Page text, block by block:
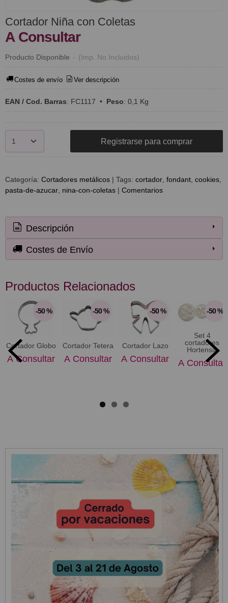
Cortador Niña con Coletas
A Consultar
Producto Disponible - (Imp. No Incluidos)
Costes de envío Ver descripción
EAN / Cod. Barras: FC1117 • Peso: 0,1 Kg
Registrarse para comprar
Categoría: Cortadores metálicos | Tags: cortador fondant cookies
pasta-de-azucar nina-con-coletas | Comentarios
Descripción
Costes de Envío
Productos Relacionados
-50 %
Cortador Globo
A Consultar
-50 %
Cortador Tetera
A Consultar
-50 %
Cortador Lazo
A Consultar
-50 %
Set 4
cortadores
Hortensia
A Consultar